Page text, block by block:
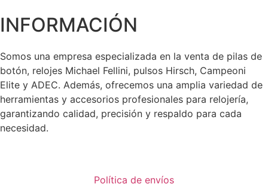
INFORMACIÓN
Somos una empresa especializada en la venta de pilas de
botón, relojes Michael Fellini, pulsos Hirsch, Campeoni
Elite y ADEC. Además, ofrecemos una amplia variedad de
herramientas y accesorios profesionales para relojería,
garantizando calidad, precisión y respaldo para cada
necesidad.
Política de envíos